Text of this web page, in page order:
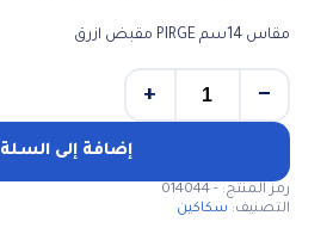
مقاس 14سم PIRGE مقبض ازرق
سكين
وتقطيع
اللحوم
صناعه
−
+
إضافة إلى السلة
رمز المنتج: - 014044
التصنيف: سكاكين